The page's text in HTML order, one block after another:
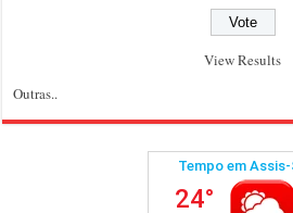
View Results
Outras..